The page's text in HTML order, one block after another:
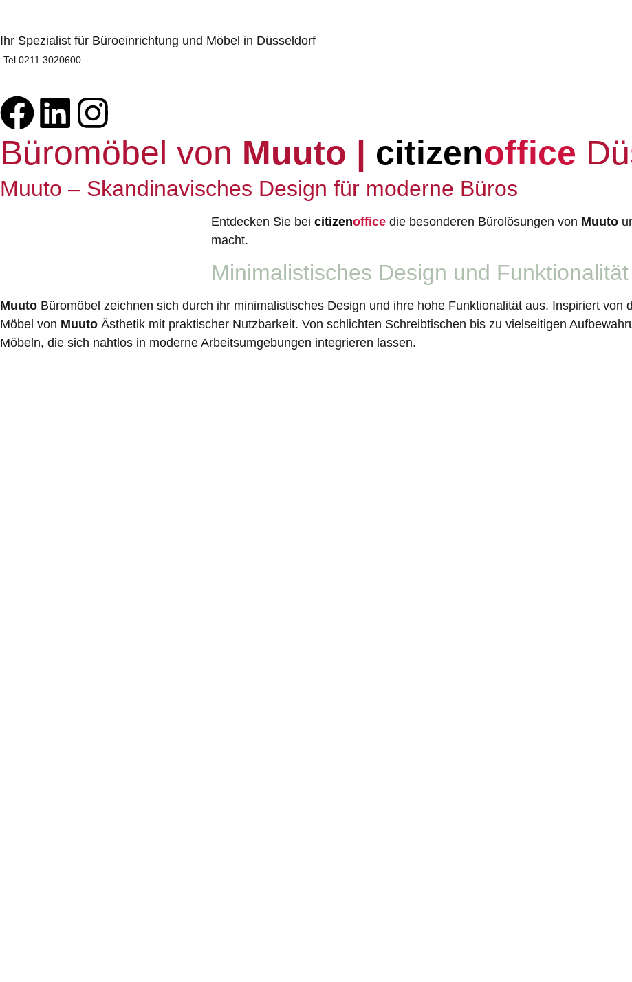
Ihr Spezialist für Büroeinrichtung und Möbel in Düsseldorf
Tel 0211 3020600
⌂ HOME
Büroplanung
Büromöbel von Muuto | citizenoffice
Muuto – Skandinavisches Design für moderne Büros
Entdecken Sie bei citizenoffice die besonderen Bürolösungen von Muuto
macht.
Minimalistisches Design und
Muuto Büromöbel zeichnen sich durch ihr minimalistisches Design und ihre hohe Funktionalität aus. Inspiriert
Möbel von Muuto Ästhetik mit praktischer Nutzbarkeit. Von schlichten Schreibtischen bis zu vielseitigen
Möbeln, die sich nahtlos in moderne Arbeitsumgebungen integrieren lassen.